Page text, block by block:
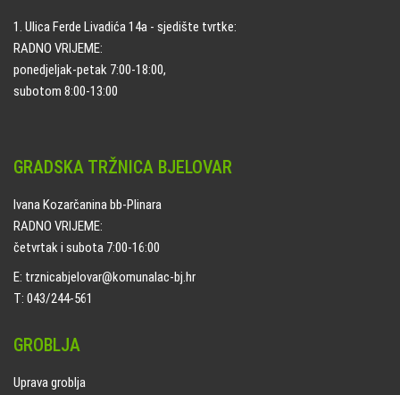
1. Ulica Ferde Livadića 14a - sjedište tvrtke:
RADNO VRIJEME:
ponedjeljak-petak 7:00-18:00,
subotom 8:00-13:00
GRADSKA TRŽNICA BJELOVAR
Ivana Kozarčanina bb-Plinara
RADNO VRIJEME:
četvrtak i subota 7:00-16:00
E: trznicabjelovar@komunalac-bj.hr
T: 043/244-561
GROBLJA
Uprava groblja